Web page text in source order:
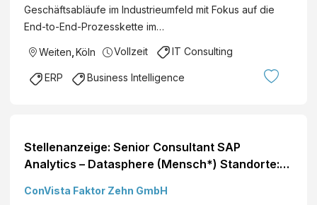
Geschäftsabläufe im Industrieumfeld mit Fokus auf die
End-to-End-Prozesskette im…
Weiten Köln Vollzeit IT Consulting
ERP Business Intelligence
Stellenanzeige: Senior Consultant SAP
Analytics – Datasphere (Mensch*) Standorte:
ConVista Faktor Zehn GmbH